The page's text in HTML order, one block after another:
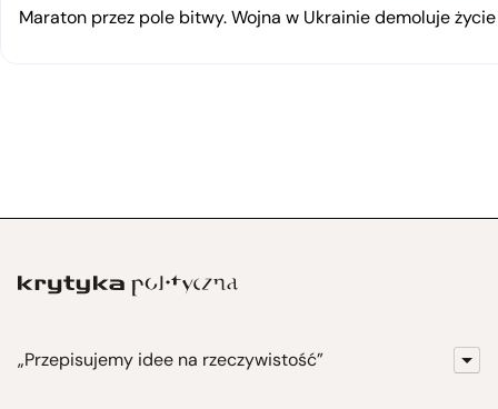
Maraton przez pole bitwy. Wojna w Ukrainie demoluje
„Przepisujemy idee na rzeczywistość”